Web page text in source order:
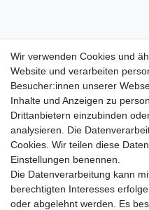
Wir verwenden Cookies und
Website und verarbeiten
Besucher:innen unserer
Inhalte und Anzeigen zu
Drittanbietern einzubinden
analysieren. Die
Cookies. Wir teilen diese
Einstellungen benennen.
Die Datenverarbeitung kann
berechtigten Interesses
oder abgelehnt werden. Es